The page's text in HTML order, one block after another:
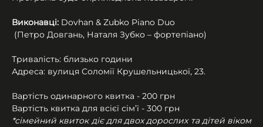
Виконавці: Dovhan & Zubko Piano Duo
(Петро Довгань, Наталя Зубко – фортепіано)
Тривалість: близько години
Адреса: вулиця Соломії Крушельницької, 23.
Вартість одинарного квитка - 200 грн
Вартість квитка для всієї сім’ї - 300 грн
*сімейний квиток діє для двох дорослих та дітей віком